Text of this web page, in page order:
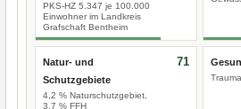
PKS-HZ 5.347 je 100.000
Einwohner im Landkreis
Grafschaft Bentheim
Natur- und
Schutzgebiete
4,2 % Naturschutzgebiet,
3,7 % FFH
71